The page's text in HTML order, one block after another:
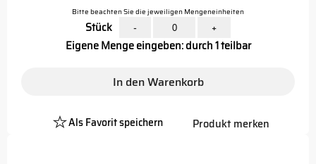
Bitte beachten Sie die jeweiligen Mengeneinheiten
Stück - +
Eigene Menge eingeben: durch 1 teilbar
In den Warenkorb
Als Favorit speichern
Platzhalter
Produkt merken